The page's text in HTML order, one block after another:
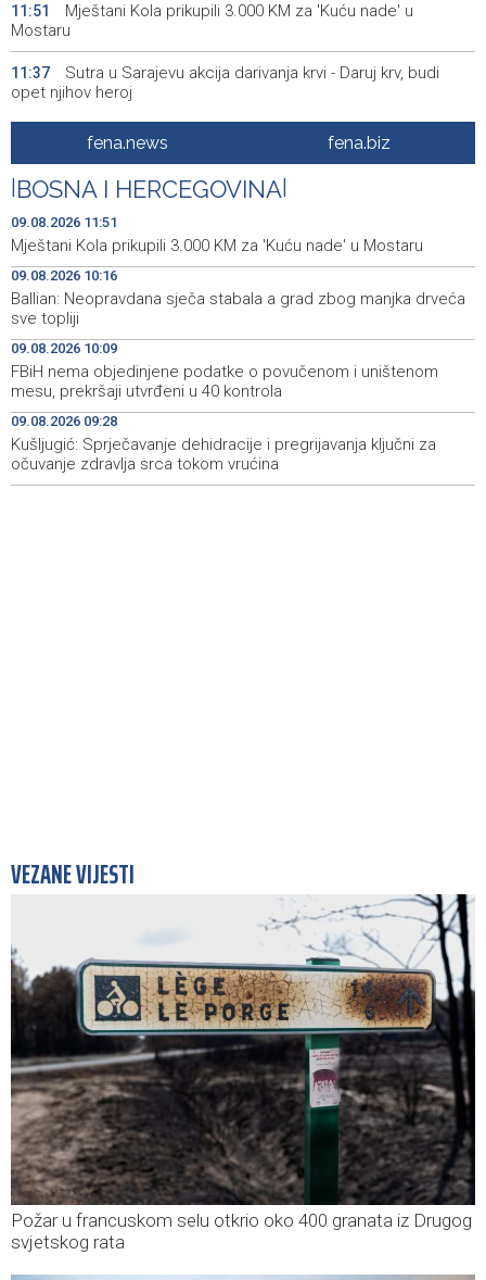
11:51
Mještani Kola prikupili 3.000 KM za 'Kuću nade' u
Mostaru
11:37
Sutra u Sarajevu akcija darivanja krvi - Daruj krv, budi
opet njihov heroj
BiH među zapaženijim učesnicima CIGRE u Parizu - AI i
energetska tranzicija u fokusu
10:28
Pezer već sutra nastupa u kvalifikacijama, vjeruje da će i
navečer biti u finalu EP-a u Birminghamu
10:16
Ballian: Neopravdana sječa stabala a grad zbog manjka
drveća sve topliji
10:09
FBiH nema objedinjene podatke o povučenom i
uništenom mesu, prekršaji utvrđeni u 40 kontrola
10:03
Marija Šerifović pred više hiljada posjetitelja na Piroti
zatvorila 'Dane dijaspore 2026' u Travniku
09:28
Kušljugić: Sprječavanje dehidracije i pregrijavanja ključni
za očuvanje zdravlja srca tokom vrućina
fena.news fena.biz
BOSNA I HERCEGOVINA
09.08.2026 11:51
Mještani Kola prikupili 3.000 KM za 'Kuću nade' u Mostaru
09.08.2026 10:16
Ballian: Neopravdana sječa stabala a grad zbog manjka drveća
sve topliji
09.08.2026 10:09
FBiH nema objedinjene podatke o povučenom i uništenom
mesu, prekršaji utvrđeni u 40 kontrola
09.08.2026 09:28
Kušljugić: Sprječavanje dehidracije i pregrijavanja ključni za
očuvanje zdravlja srca tokom vrućina
VEZANE VIJESTI
Požar u francuskom selu otkrio oko 400 granata iz Drugog
svjetskog rata